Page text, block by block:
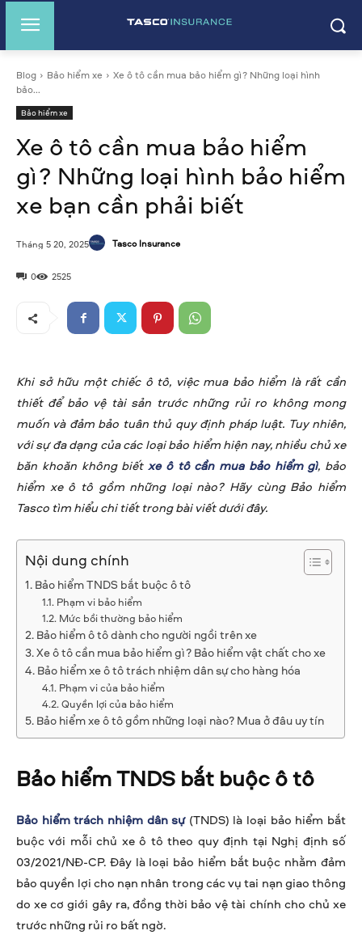
Blog Bảo hiểm xe
Xe ô tô cần mua bảo hiểm gì? Những loại hình
bảo...
Bảo hiểm xe
Xe ô tô cần mua bảo hiểm
gì? Những loại hình bảo hiểm
xe bạn cần phải biết
0 2525
Tháng 5 20, 2025 Tasco Insurance
Khi sở hữu một chiếc ô tô, việc mua bảo hiểm là rất cần
thiết để bảo vệ tài sản trước những rủi ro không mong
muốn và đảm bảo tuân thủ quy định pháp luật. Tuy nhiên,
với sự đa dạng của các loại bảo hiểm hiện nay, nhiều chủ xe
băn khoăn không biết xe ô tô cần mua bảo hiểm gì, bảo
hiểm xe ô tô gồm những loại nào? Hãy cùng Bảo hiểm
Tasco tìm hiểu chi tiết trong bài viết dưới đây.
Nội dung chính
Bảo hiểm TNDS bắt buộc ô tô
Phạm vi bảo hiểm
Mức bồi thường bảo hiểm
Bảo hiểm ô tô dành cho người ngồi trên xe
Xe ô tô cần mua bảo hiểm gì? Bảo hiểm vật chất cho xe
Bảo hiểm xe ô tô trách nhiệm dân sự cho hàng hóa
Phạm vi của bảo hiểm
Quyền lợi của bảo hiểm
Bảo hiểm xe ô tô gồm những loại nào? Mua ở đâu uy tín
Bảo hiểm TNDS bắt buộc ô tô
Bảo hiểm trách nhiệm dân sự(TNDS) là loại bảo hiểm bắt
buộc với mỗi chủ xe ô tô theo quy định tại Nghị định số
03/2021/NĐ-CP. Đây là loại bảo hiểm bắt buộc nhằm đảm
bảo quyền lợi cho nạn nhân trong các vụ tai nạn giao thông
do xe cơ giới gây ra, đồng thời bảo vệ tài chính cho chủ xe
trước những rủi ro bất ngờ.